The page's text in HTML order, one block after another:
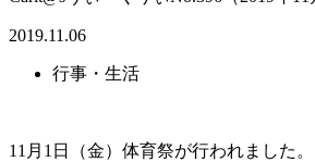
2019.11.06
行事・生活
11月1日（金）体育祭が行われました。